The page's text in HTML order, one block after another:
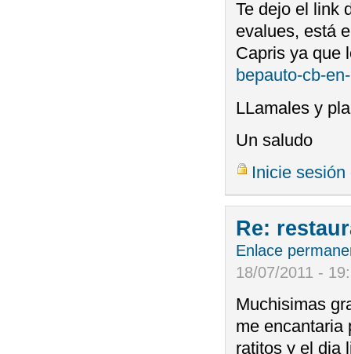
Te dejo el link
evalues, está
Capris ya que
bepauto-cb-
LLamales y
Un saludo
Inicie sesión
Re:
Enlace
18/07/2011 -
Muchisimas
me encantaria
ratitos y el dia